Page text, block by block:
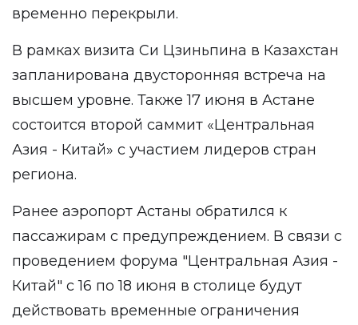
временно перекрыли.
В рамках визита Си Цзиньпина в Казахстан
запланирована двусторонняя встреча на
высшем уровне. Также 17 июня в Астане
состоится второй саммит «Центральная
Азия - Китай» с участием лидеров стран
региона.
Ранее аэропорт Астаны обратился к
пассажирам с предупреждением. В связи с
проведением форума "Центральная Азия -
Китай" с 16 по 18 июня в столице будут
действовать временные ограничения